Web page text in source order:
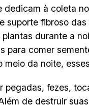
dedicam à coleta
suporte fibroso
plantas durante a
para comer
meio da noite,
pegadas, fezes,
de destruir